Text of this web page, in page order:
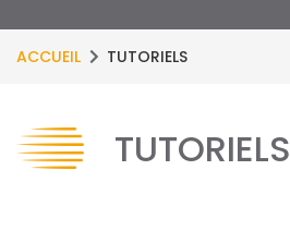
ACCUEIL TUTORIELS
TUTORIELS